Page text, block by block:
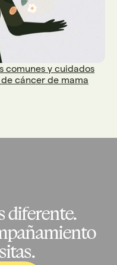
comunes y cuidados
cáncer de mama
diferente.